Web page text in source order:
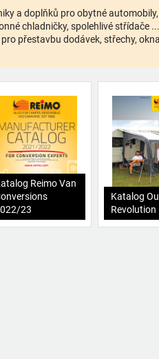
a doplňků pro obytné
chladničky, spolehlivé střídače
přestavbu dodávek, střechy,
Reimo Van
23
Katalog
Revolution